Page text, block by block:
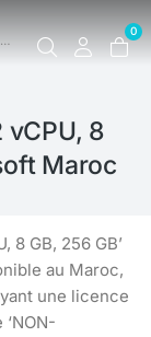
0
8
Maroc
8 GB, 256 GB’
au Maroc,
une licence